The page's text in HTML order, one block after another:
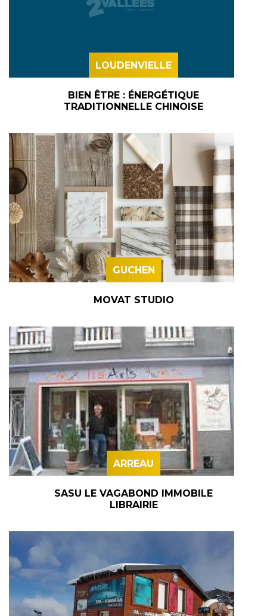
LOUDENVIELLE
BIEN ÊTRE : ÉNERGÉTIQUE
TRADITIONNELLE CHINOISE
GUCHEN
MOVAT STUDIO
ARREAU
SASU LE VAGABOND IMMOBILE
LIBRAIRIE